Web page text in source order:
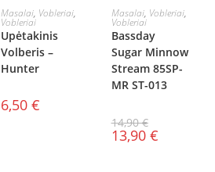
Į KREPŠELĮ
Masalai, Vobleriai,
Vobleriai
Upėtakinis
Volberis –
Hunter
6,50 €
AKCIJA!
Į KREPŠELĮ
Masalai, Vobleriai,
Vobleriai
Bassday
Sugar Minnow
Stream 85SP-
MR ST-013
14,90€
13,90 €